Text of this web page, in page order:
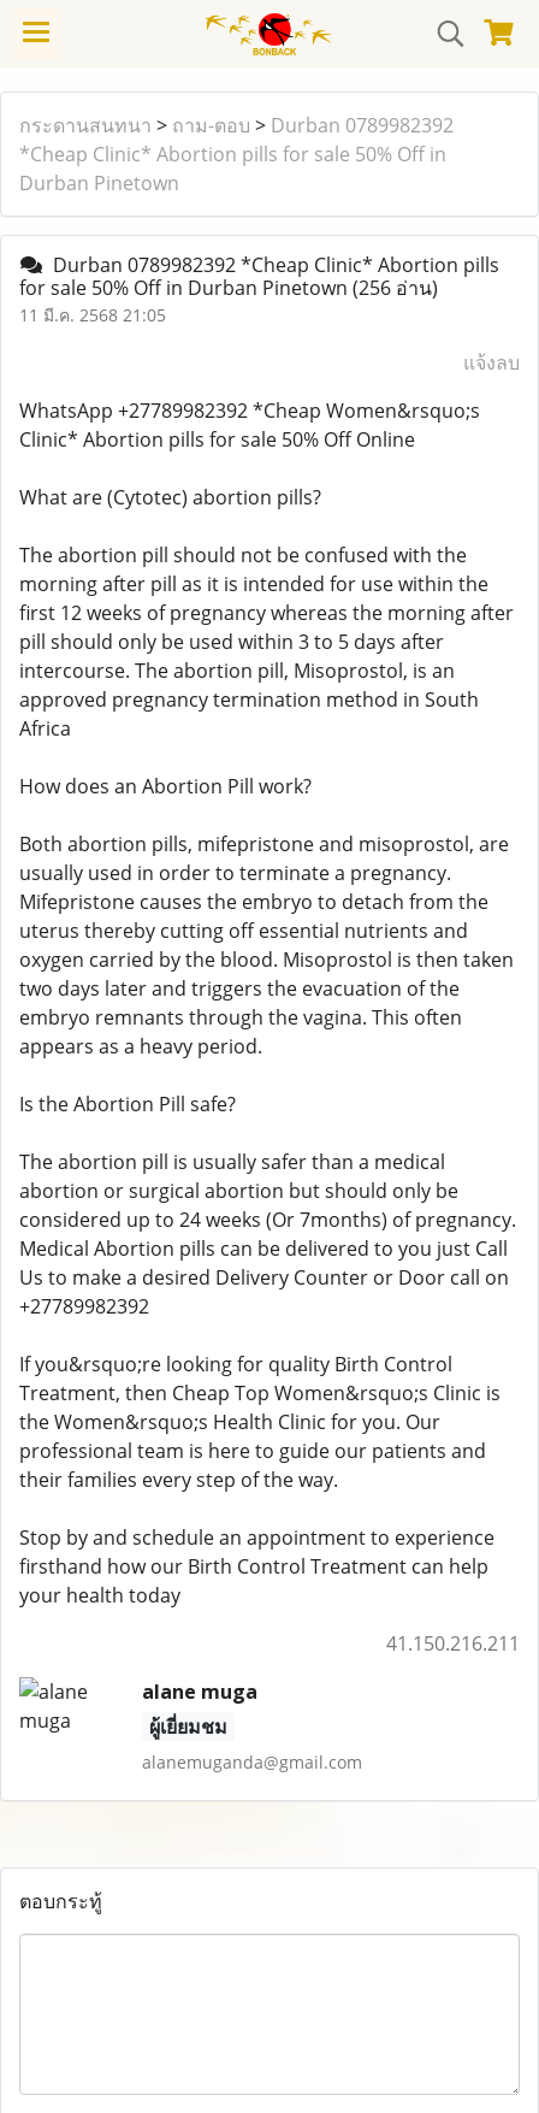
กระดานสนทนา > ถาม-ตอบ > Durban 0789982392
*Cheap Clinic* Abortion pills for sale 50% Off in
Durban Pinetown
Durban 0789982392 *Cheap Clinic* Abortion pills
for sale 50% Off in Durban Pinetown (256 อ่าน)
11 มี.ค. 2568 21:05
แจ้งลบ
WhatsApp +27789982392 *Cheap Women&rsquo;s
Clinic* Abortion pills for sale 50% Off Online
What are (Cytotec) abortion pills?
The abortion pill should not be confused with the
morning after pill as it is intended for use within the
first 12 weeks of pregnancy whereas the morning after
pill should only be used within 3 to 5 days after
intercourse. The abortion pill, Misoprostol, is an
approved pregnancy termination method in South
Africa
How does an Abortion Pill work?
Both abortion pills, mifepristone and misoprostol, are
usually used in order to terminate a pregnancy.
Mifepristone causes the embryo to detach from the
uterus thereby cutting off essential nutrients and
oxygen carried by the blood. Misoprostol is then taken
two days later and triggers the evacuation of the
embryo remnants through the vagina. This often
appears as a heavy period.
Is the Abortion Pill safe?
The abortion pill is usually safer than a medical
abortion or surgical abortion but should only be
considered up to 24 weeks (Or 7months) of pregnancy.
Medical Abortion pills can be delivered to you just Call
Us to make a desired Delivery Counter or Door call on
+27789982392
If you&rsquo;re looking for quality Birth Control
Treatment, then Cheap Top Women&rsquo;s Clinic is
the Women&rsquo;s Health Clinic for you. Our
professional team is here to guide our patients and
their families every step of the way.
Stop by and schedule an appointment to experience
firsthand how our Birth Control Treatment can help
your health today
41.150.216.211
alane muga
ผู้เยี่ยมชม
alanemuganda@gmail.com
ตอบกระทู้